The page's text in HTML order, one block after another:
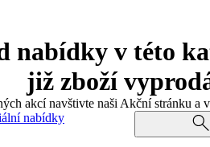
nabídky v této
již zboží
akcí navštivte naši Akční stránku a
nabídky